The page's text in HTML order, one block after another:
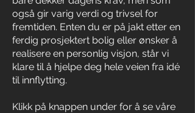
også gir varig verdi og trivsel for
fremtiden. Enten du er på jakt etter en
ferdig prosjektert bolig eller ønsker å
realisere en personlig visjon, står vi
klare til å hjelpe deg hele veien fra idé
til innflytting.
Klikk på knappen under for å se våre